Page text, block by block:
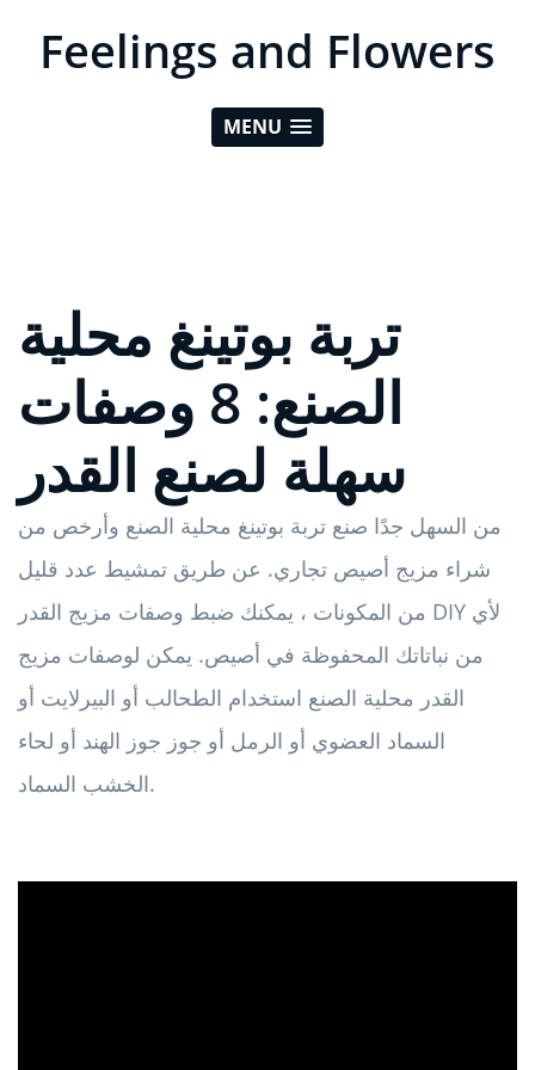
Feelings and Flowers
MENU
تربة بوتينغ محلية
الصنع: 8 وصفات
سهلة لصنع القدر
من السهل جدًا صنع تربة بوتينغ محلية الصنع وأرخص من
شراء مزيج أصيص تجاري. عن طريق تمشيط عدد قليل
من المكونات ، يمكنك ضبط وصفات مزيج القدر DIY لأي
من نباتاتك المحفوظة في أصيص. يمكن لوصفات مزيج
القدر محلية الصنع استخدام الطحالب أو البيرلايت أو
السماد العضوي أو الرمل أو جوز جوز الهند أو لحاء
الخشب السماد.